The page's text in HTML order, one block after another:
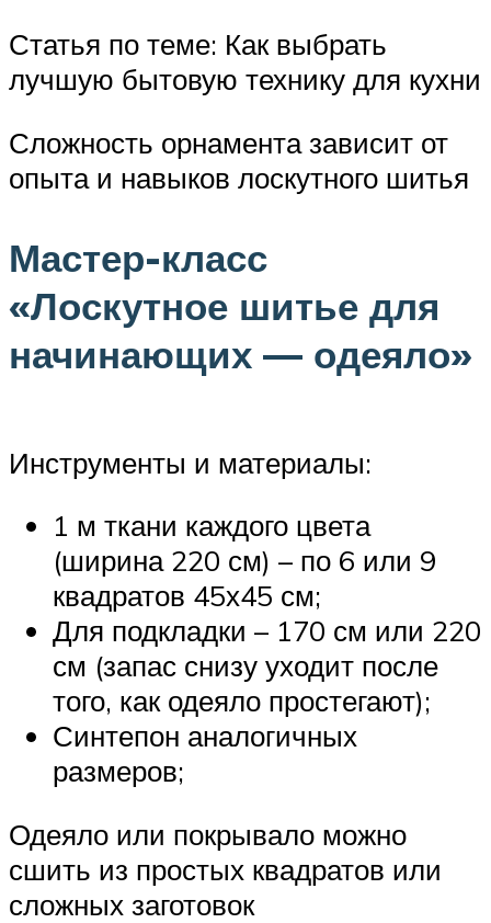
Статья по теме: Как выбрать
лучшую бытовую технику для кухни
Сложность орнамента зависит от
опыта и навыков лоскутного шитья
Мастер-класс
«Лоскутное шитье для
начинающих — одеяло»
Инструменты и материалы:
1 м ткани каждого цвета
(ширина 220 см) – по 6 или 9
квадратов 45х45 см;
Для подкладки – 170 см или 220
см (запас снизу уходит после
того, как одеяло простегают);
Синтепон аналогичных
размеров;
Одеяло или покрывало можно
сшить из простых квадратов или
сложных заготовок